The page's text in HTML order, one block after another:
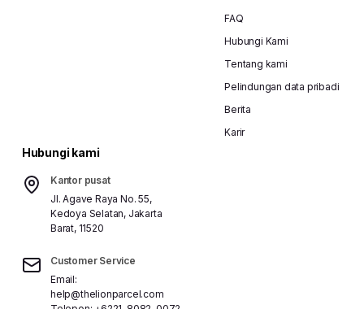
FAQ
Hubungi Kami
Tentang kami
Pelindungan data pribadi
Berita
Karir
Hubungi kami
Kantor pusat
Jl. Agave Raya No. 55,
Kedoya Selatan, Jakarta
Barat, 11520
Customer Service
Email:
help@thelionparcel.com